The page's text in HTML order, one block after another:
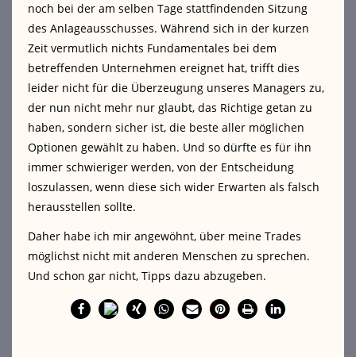
noch bei der am selben Tage stattfindenden Sitzung
des Anlageausschusses. Während sich in der kurzen
Zeit vermutlich nichts Fundamentales bei dem
betreffenden Unternehmen ereignet hat, trifft dies
leider nicht für die Überzeugung unseres Managers zu,
der nun nicht mehr nur glaubt, das Richtige getan zu
haben, sondern sicher ist, die beste aller möglichen
Optionen gewählt zu haben. Und so dürfte es für ihn
immer schwieriger werden, von der Entscheidung
loszulassen, wenn diese sich wider Erwarten als falsch
herausstellen sollte.
Daher habe ich mir angewöhnt, über meine Trades
möglichst nicht mit anderen Menschen zu sprechen.
Und schon gar nicht, Tipps dazu abzugeben.